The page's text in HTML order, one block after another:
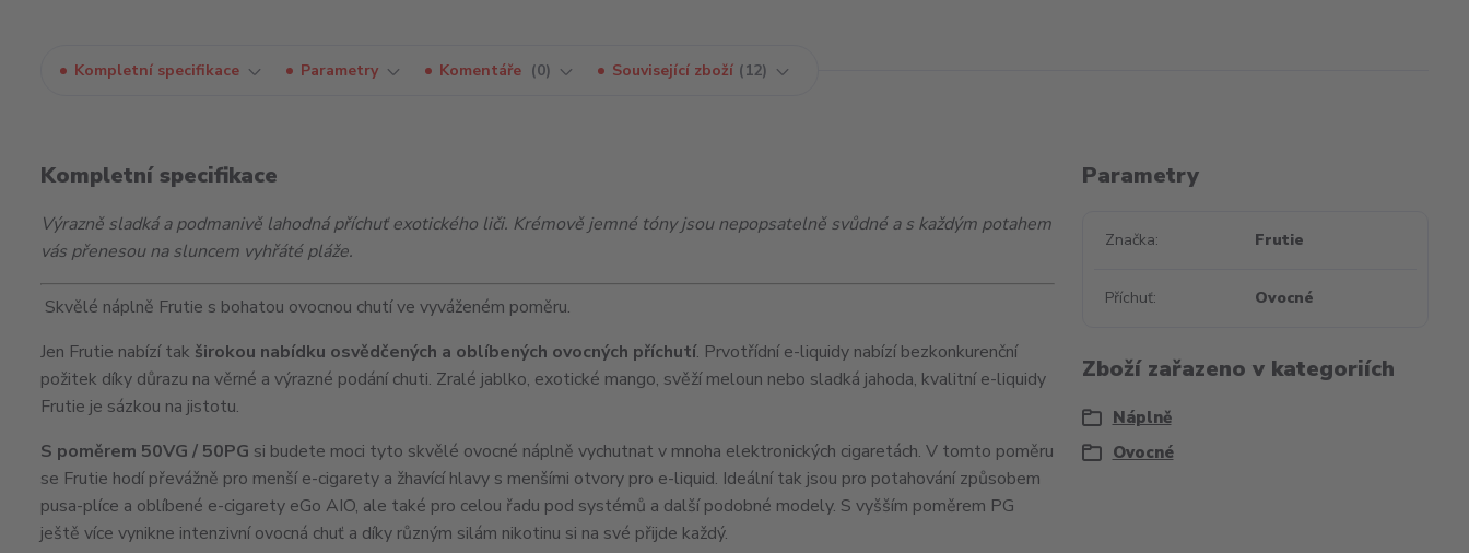
Kompletní specifikace Parametry Komentáře 0 Související zboží 12
Kompletní specifikace
Výrazně sladká a podmanivě lahodná příchuť exotického liči. Krémově jemné tóny jsou nepopsatelně svůdné a s každým potahem
vás přenesou na sluncem vyhřáté pláže.
Skvělé náplně Frutie s bohatou ovocnou chutí ve vyváženém poměru.
Jen Frutie nabízí tak širokou nabídku osvědčených a oblíbených ovocných příchutí. Prvotřídní e-liquidy nabízí bezkonkurenční
požitek díky důrazu na věrné a výrazné podání chuti. Zralé jablko, exotické mango, svěží meloun nebo sladká jahoda, kvalitní e-liquidy
Frutie je sázkou na jistotu.
S poměrem 50VG / 50PG si budete moci tyto skvělé ovocné náplně vychutnat v mnoha elektronických cigaretách. V tomto poměru
se Frutie hodí převážně pro menší e-cigarety a žhavící hlavy s menšími otvory pro e-liquid. Ideální tak jsou pro potahování způsobem
pusa-plíce a oblíbené e-cigarety eGo AIO, ale také pro celou řadu pod systémů a další podobné modely. S vyšším poměrem PG
ještě více vynikne intenzivní ovocná chuť a díky různým silám nikotinu si na své přijde každý.
Parametry
Značka Frutie
Příchuť Ovocné
Zboží zařazeno v kategoriích
Náplně
Ovocné